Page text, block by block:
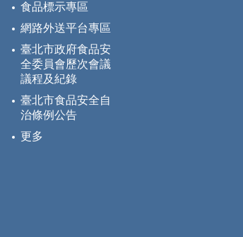
食品標示專區
網路外送平台專區
臺北市政府食品安
全委員會歷次會議
議程及紀錄
臺北市食品安全自
治條例公告
更多